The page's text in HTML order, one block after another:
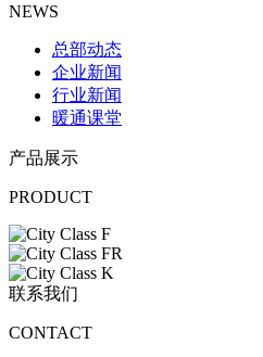
NEWS
总部动态
企业新闻
行业新闻
暖通课堂
产品展示
PRODUCT
联系我们
CONTACT